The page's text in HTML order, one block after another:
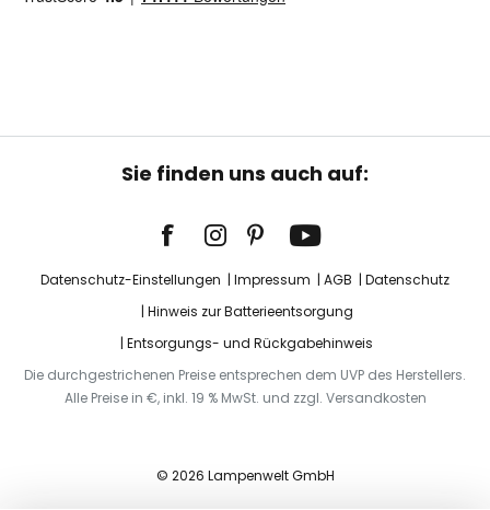
Sie finden uns auch auf:
Datenschutz-Einstellungen Impressum AGB
Datenschutz
Hinweis zur Batterieentsorgung
Entsorgungs- und Rückgabehinweis
Die durchgestrichenen Preise entsprechen dem UVP des Herstellers.
Alle Preise in €, inkl. 19 % MwSt. und zzgl. Versandkosten
© 2026 Lampenwelt GmbH